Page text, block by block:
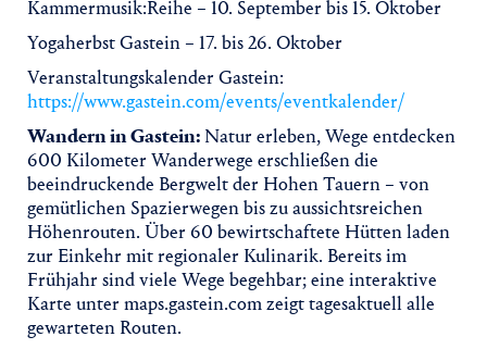
Kammermusik:Reihe – 10. September bis 15. Oktober
Yogaherbst Gastein – 17. bis 26. Oktober
Veranstaltungskalender Gastein:
https://www.gastein.com/events/eventkalender/
Wandern in Gastein: Natur erleben, Wege entdecken
600 Kilometer Wanderwege erschließen die
beeindruckende Bergwelt der Hohen Tauern – von
gemütlichen Spazierwegen bis zu aussichtsreichen
Höhenrouten. Über 60 bewirtschaftete Hütten laden
zur Einkehr mit regionaler Kulinarik. Bereits im
Frühjahr sind viele Wege begehbar; eine interaktive
Karte unter maps.gastein.com zeigt tagesaktuell alle
gewarteten Routen.